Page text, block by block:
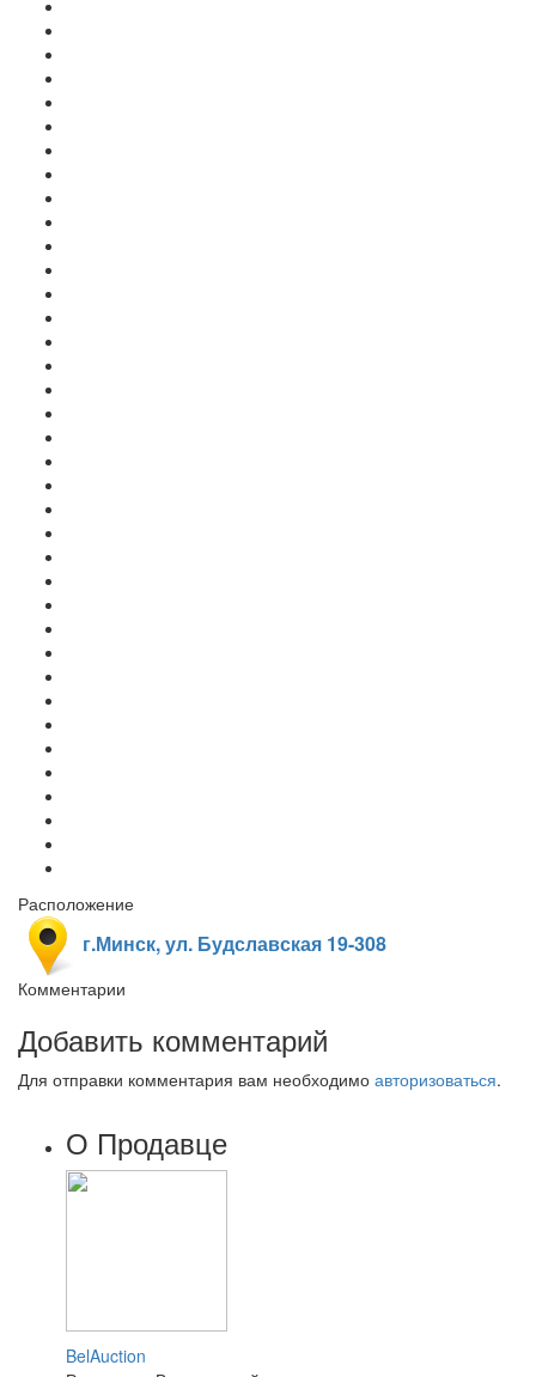
Расположение
г.Минск, ул. Будславская 19-308
Комментарии
Добавить комментарий
Для отправки комментария вам необходимо авторизоваться.
О Продавце
BelAuction